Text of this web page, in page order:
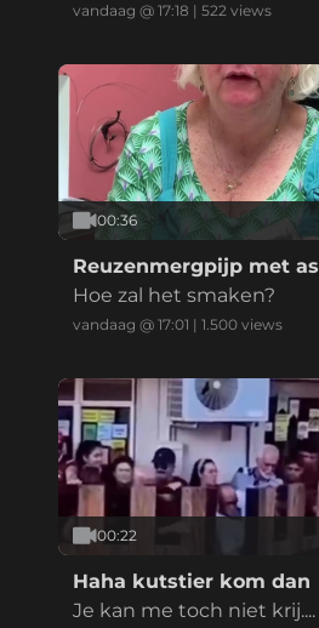
vandaag @ 17:18 | 522 views
00:36
Reuzenmergpijp met as
Hoe zal het smaken?
vandaag @ 17:01 | 1.500 views
00:22
Haha kutstier kom dan
Je kan me toch niet krij....